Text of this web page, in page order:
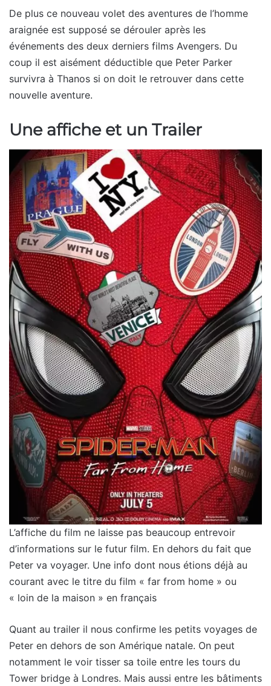
De plus ce nouveau volet des aventures de l’homme
araignée est supposé se dérouler après les
événements des deux derniers films Avengers. Du
coup il est aisément déductible que Peter Parker
survivra à Thanos si on doit le retrouver dans cette
nouvelle aventure.
Une affiche et un Trailer
L’affiche du film ne laisse pas beaucoup entrevoir
d’informations sur le futur film. En dehors du fait que
Peter va voyager. Une info dont nous étions déjà au
courant avec le titre du film « far from home » ou
« loin de la maison » en français
Quant au trailer il nous confirme les petits voyages de
Peter en dehors de son Amérique natale. On peut
notamment le voir tisser sa toile entre les tours du
Tower bridge à Londres. Mais aussi entre les bâtiments